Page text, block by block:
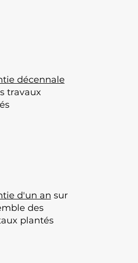
décennale
travaux
d'un an sur
des
plantés